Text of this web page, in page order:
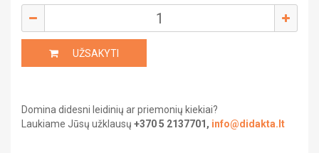
BIOLOGIJA
DAILĖ
FIZIKA
LIETUVIŲ KALBA
MATEMATIKA
FIZIKA
GEOGRAFIJA
LIETUVIŲ KALBA
UŽSAKYTI
Domina didesni leidinių ar priemonių kiekiai?
Laukiame Jūsų užklausų +370 5 2137701, info@didakta.lt